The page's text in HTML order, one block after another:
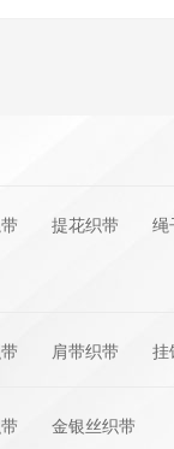
提花织带 绳
肩带织带 挂
金银丝织带